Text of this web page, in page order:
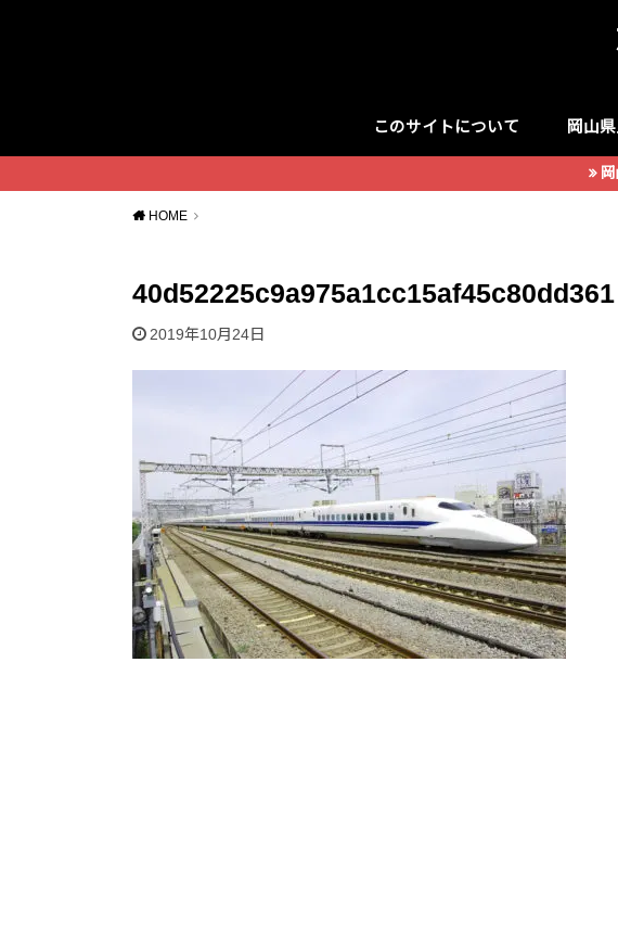
このサイトについて 岡山
HOME
40d52225c9a975a1cc15af45c80dd361
2019年10月24日